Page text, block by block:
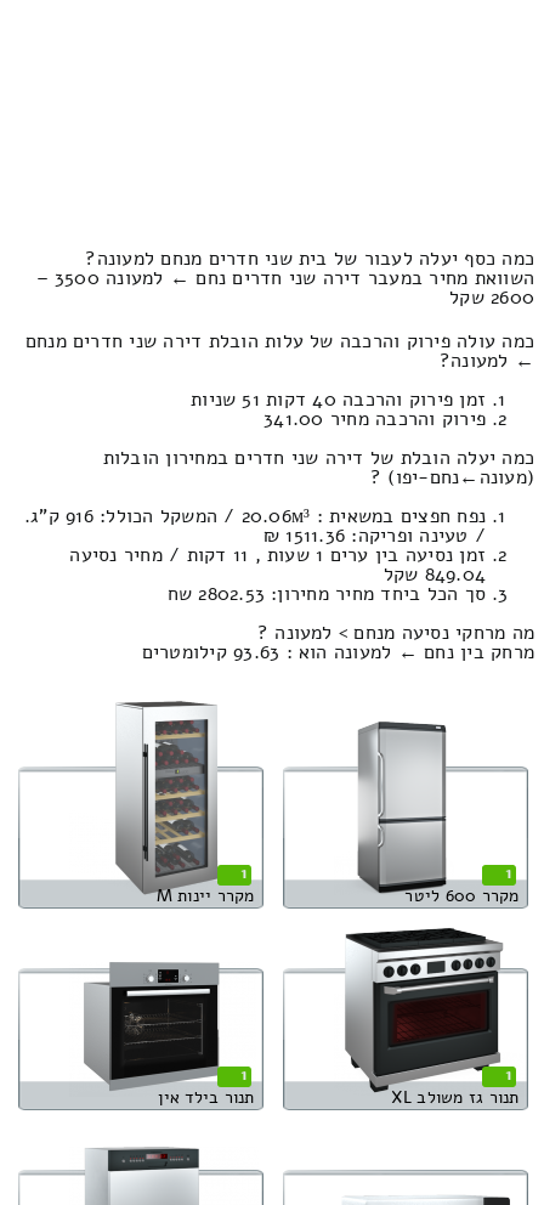
כמה כסף יעלה לעבור של בית שני חדרים מנחם למעונה?
השוואת מחיר במעבר דירה שני חדרים נחם ← למעונה 3500 –
2600 שקל
כמה עולה פירוק והרכבה של עלות הובלת דירה שני חדרים מנחם
← למעונה?
זמן פירוק והרכבה 40 דקות 51 שניות
פירוק והרכבה מחיר 341.00
כמה יעלה הובלת של דירה שני חדרים במחירון הובלות
(מעונה‎←‏נחם-יפו) ?
נפח חפצים במשאית : 20.06м³ / המשקל הכולל: 916 ק”ג.
/ טעינה ופריקה: 1511.36 ₪
זמן נסיעה בין ערים 1 שעות , 11 דקות / מחיר נסיעה
849.04 שקל
סך הכל ביחד מחיר מחירון: 2802.53 שח
מה מרחקי נסיעה מנחם > למעונה ?
מרחק בין נחם ← למעונה הוא : 93.63 קילומטרים
1
מקרר 600 ליטר
1
מקרר יינות M
1
תנור גז משולב XL
1
תנור בילד אין